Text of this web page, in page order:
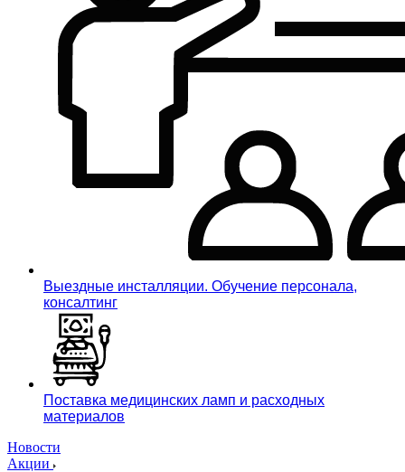
Выездные инсталляции. Обучение персонала,
консалтинг
Поставка медицинских ламп и расходных
материалов
Новости
Акции